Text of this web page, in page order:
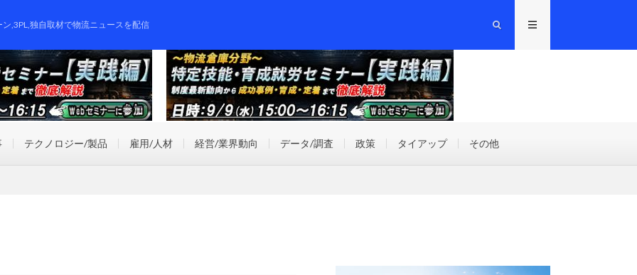
,3PL,独自取材で物流ニュースを配信
テクノロジー/製品 雇用/人材 経営/業界動向 データ/調査 政策 タイアップ その他